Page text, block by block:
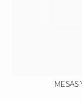
MESAS